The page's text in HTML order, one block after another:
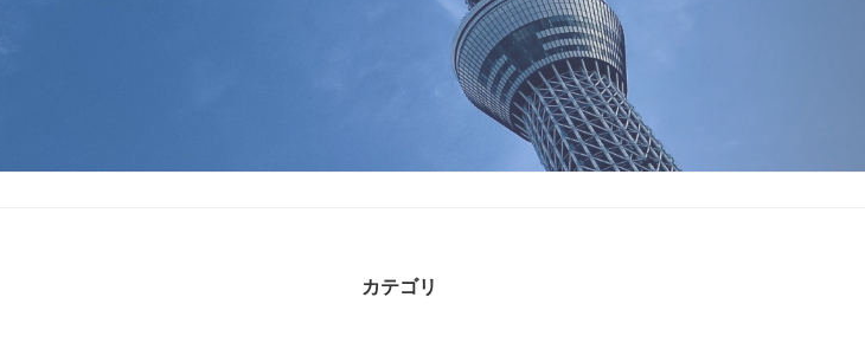
カテゴリ